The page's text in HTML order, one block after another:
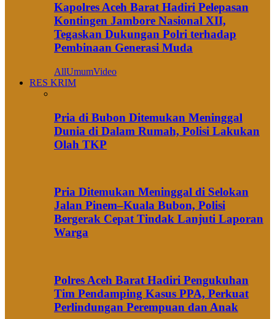
Kapolres Aceh Barat Hadiri Pelepasan
Kontingen Jambore Nasional XII,
Tegaskan Dukungan Polri terhadap
Pembinaan Generasi Muda
AllUmumVideo
RES KRIM
Pria di Bubon Ditemukan Meninggal
Dunia di Dalam Rumah, Polisi Lakukan
Olah TKP
Pria Ditemukan Meninggal di Selokan
Jalan Pinem–Kuala Bubon, Polisi
Bergerak Cepat Tindak Lanjuti Laporan
Warga
Polres Aceh Barat Hadiri Pengukuhan
Tim Pendamping Kasus PPA, Perkuat
Perlindungan Perempuan dan Anak